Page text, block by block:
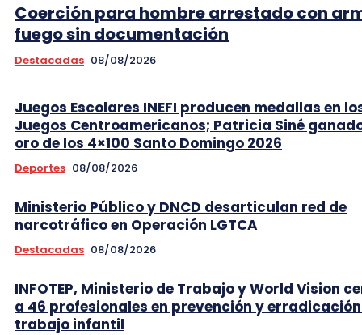
Coerción para hombre arrestado con
fuego sin documentación
Destacadas 08/08/2026
Juegos Escolares INEFI producen medallas en
Juegos Centroamericanos; Patricia Siné
oro de los 4×100 Santo Domingo 2026
Deportes 08/08/2026
Ministerio Público y DNCD desarticulan red de
narcotráfico en Operación LGTCA
Destacadas 08/08/2026
INFOTEP, Ministerio de Trabajo y World Vision
a 46 profesionales en prevención y
trabajo infantil